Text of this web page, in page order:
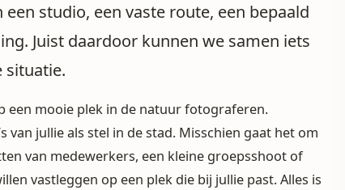
studio, een vaste route, een bepaald
Juist daardoor kunnen we samen iets
situatie.
een mooie plek in de natuur fotograferen.
van jullie als stel in de stad. Misschien gaat het om
van medewerkers, een kleine groepsshoot of
vastleggen op een plek die bij jullie past. Alles is